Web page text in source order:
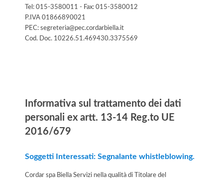
Tel: 015-3580011 - Fax: 015-3580012
P.IVA 01866890021
PEC: segreteria@pec.cordarbiella.it
Cod. Doc. 10226.51.469430.3375569
Informativa sul trattamento dei dati
personali ex artt. 13-14 Reg.to UE
2016/679
Soggetti Interessati: Segnalante whistleblowing.
Cordar spa Biella Servizi nella qualità di Titolare del